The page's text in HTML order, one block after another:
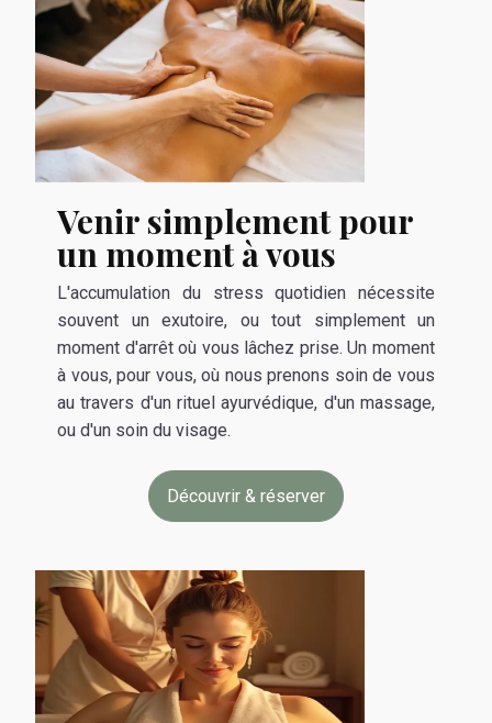
Venir simplement pour
un moment à vous
L'accumulation du stress quotidien nécessite
souvent un exutoire, ou tout simplement un
moment d'arrêt où vous lâchez prise. Un moment
à vous, pour vous, où nous prenons soin de vous
au travers d'un rituel ayurvédique, d'un massage,
ou d'un soin du visage.
Découvrir & réserver